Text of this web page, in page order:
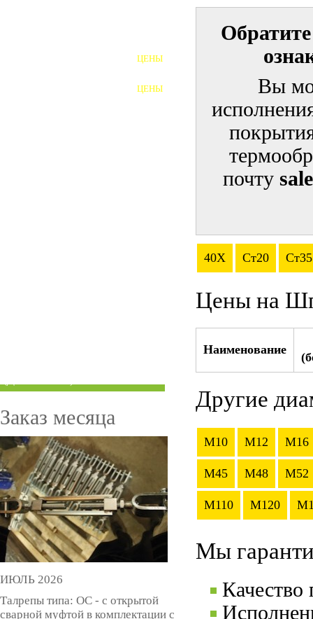
Вы
почту
40Х Ст20 Ст35
Цены на
Наименование
Другие
M10 M12 M16
M45 M48 M52
M110 M120
Мы
Качество
ЦЕНЫ
ЦЕНЫ
Заказ месяца
ИЮЛЬ 2026
Талрепы типа: ОС - с открытой
сварной муфтой в комплектации с